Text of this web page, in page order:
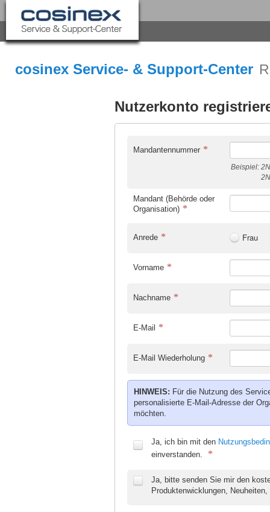
cosinex Service- & Support-Center
Nutzerkonto
Mandantennummer
Beispiel:
Mandant (Behörde oder
Organisation)
Anrede Frau
Vorname
Nachname
E-Mail
E-Mail Wiederholung
HINWEIS: Für die Nutzung des
personalisierte E-Mail-Adresse der
möchten.
Ja, ich bin mit den
einverstanden.
Ja, bitte senden Sie mir den
Produktenwicklungen,